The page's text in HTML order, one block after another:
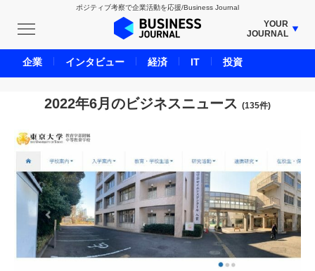
ポジティブ考察で企業活動を応援/Business Journal
YOUR
JOURNAL
BUSINESS JOURNAL
UNICORN JOURNAL
CARBON CREDITS JOURNAL
INBOUND JOURNAL
LIFE ENDING JOURNAL
AI JOURNAL
REAL ESTATE BROKERAGE JOURNAL
SMART MARKETING JOURNAL
2022年6月のビジネスニュース (135件)
企業 インタビュー 経済 IT 投資